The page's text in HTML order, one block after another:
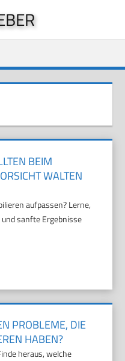
BEIM
WALTEN
aufpassen? Lerne,
sanfte Ergebnisse
PROBLEME, DIE
HABEN?
heraus, welche